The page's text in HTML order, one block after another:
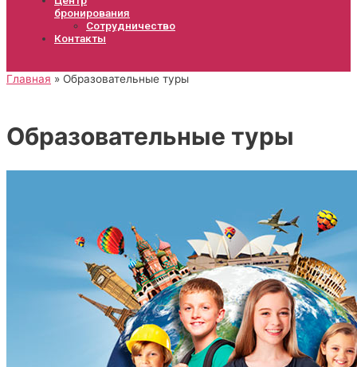
бронирования
Сотрудничество
Контакты
Главная Образовательные туры
Образовательные туры